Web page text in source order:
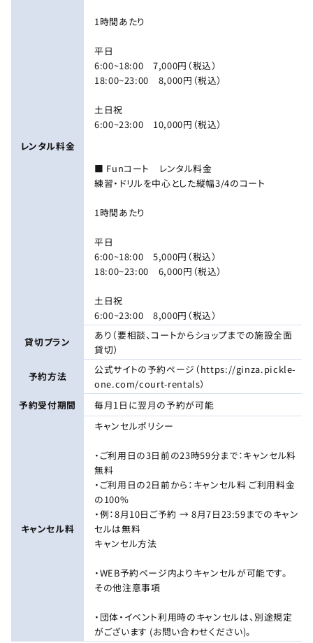
レンタル料金
1時間あたり
平日
6:00~18:00 7,000円（税込）
18:00~23:00 8,000円（税込）
土日祝
6:00~23:00 10,000円（税込）
■ Funコート レンタル料金
練習・ドリルを中心とした縦幅3/4のコート
1時間あたり
平日
6:00~18:00 5,000円（税込）
18:00~23:00 6,000円（税込）
土日祝
6:00~23:00 8,000円（税込）
貸切プラン
あり（要相談、コートからショップまでの施設全面
貸切）
予約方法
公式サイトの予約ページ（https://ginza.pickle-
one.com/court-rentals）
予約受付期間
毎月1日に翌月の予約が可能
キャンセル料
キャンセルポリシー
・ご利用日の3日前の23時59分まで：キャンセル料
無料
・ご利用日の2日前から：キャンセル料 ご利用料金
の100%
・例：8月10日ご予約 → 8月7日23:59までのキャン
セルは無料
キャンセル方法
・WEB予約ページ内よりキャンセルが可能です。
その他注意事項
・団体・イベント利用時のキャンセルは、別途規定
がございます (お問い合わせください)。